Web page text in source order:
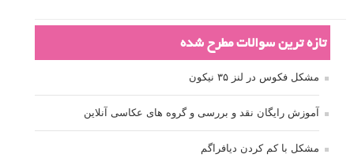
تازه ترین سوالات مطرح شده
مشکل فکوس در لنز ۳۵ نیکون
آموزش رایگان نقد و بررسی و گروه های عکاسی آنلاین
مشکل با کم کردن دیافراگم